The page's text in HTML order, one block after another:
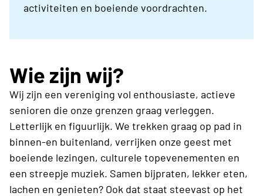
activiteiten en boeiende voordrachten.
Wie zijn wij?
Wij zijn een vereniging vol enthousiaste, actieve
senioren die onze grenzen graag verleggen.
Letterlijk en figuurlijk. We trekken graag op pad in
binnen-en buitenland, verrijken onze geest met
boeiende lezingen, culturele topevenementen en
een streepje muziek. Samen bijpraten, lekker eten,
lachen en genieten? Ook dat staat steevast op het